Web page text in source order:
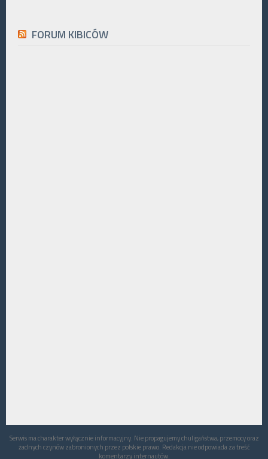
FORUM KIBICÓW
Serwis ma charakter wyłącznie informacyjny. Nie propagujemy chuligaństwa, przemocy oraz
żadnych czynów zabronionych przez polskie prawo. Redakcja nie odpowiada za treść
komentarzy internautów.